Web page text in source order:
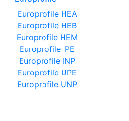
Europrofile HEA
Europrofile HEB
Europrofile HEM
Europrofile IPE
Europrofile INP
Europrofile UPE
Europrofile UNP